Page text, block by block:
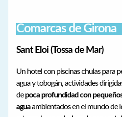
Comarcas de Girona
Sant Eloi (Tossa de Mar)
Un hotel con piscinas chulas para
agua y tobogán, actividades
depoca profundidad con
aguaambientados en el mundo de